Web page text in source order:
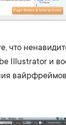
что
Illustrator и